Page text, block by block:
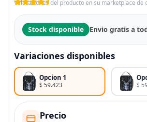
Valoraciones del producto en su marketplace de
Stock disponible Envio gratis a
Variaciones disponibles
Opcion 1
$ 59.423 $
Precio